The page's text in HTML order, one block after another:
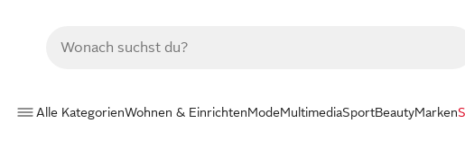
Alle KategorienWohnen & EinrichtenModeMultimediaSportBeautyMarken